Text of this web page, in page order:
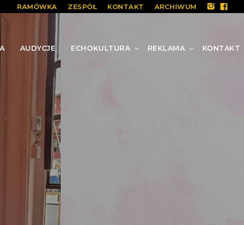
RAMÓWKA ZESPÓŁ KONTAKT ARCHIWUM
AUDYCJE ECHOKULTURA REKLAMA KONTAKT